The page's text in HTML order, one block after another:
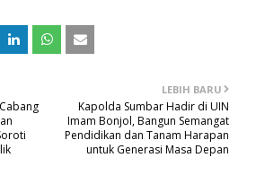
LEBIH BARU
Kapolda Sumbar Hadir di UIN
Imam Bonjol, Bangun Semangat
Pendidikan dan Tanam Harapan
untuk Generasi Masa Depan